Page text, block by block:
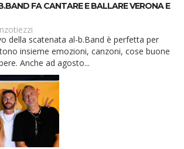
FA CANTARE E BALLARE VERONA E
insieme emozioni, canzoni, cose buone
Anche ad agosto...